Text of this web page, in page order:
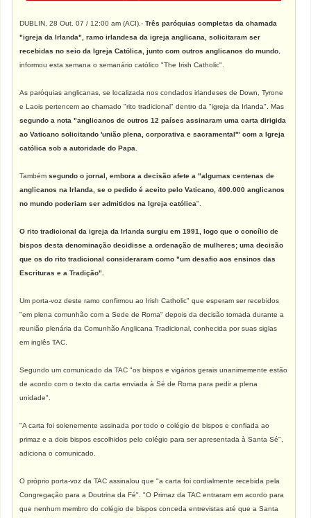
DUBLIN, 28 Out. 07 / 12:00 am (ACI).-Três paróquias completas da chamada
"igreja da Irlanda", ramo irlandesa da igreja anglicana, solicitaram ser
recebidas no seio da Igreja Católica, junto com outros anglicanos do mundo
informou esta semana o semanário católico "The Irish Catholic".
As paróquias anglicanas, se localizada nos condados irlandeses de Down, Tyrone
e Laois pertencem ao chamado "rito tradicional" dentro da "igreja da Irlanda". Mas
segundo a nota "anglicanos de outros 12 países assinaram uma carta dirigida
ao Vaticano solicitando 'união plena, corporativa e sacramental'" com a Igreja
católica sob a autoridade do Papa.
Tambémsegundo o jornal, embora a decisão afete a "algumas centenas de
anglicanos na Irlanda, se o pedido é aceito pelo Vaticano, 400.000 anglicanos
no mundo poderiam ser admitidos na Igreja católica".
O rito tradicional da igreja da Irlanda surgiu em 1991, logo que o concílio de
bispos desta denominação decidisse a ordenação de mulheres; uma decisão
que os do rito tradicional consideraram como "um desafio aos ensinos das
Escrituras e a Tradição".
Um porta-voz deste ramo confirmou ao Irish Catholic" que esperam ser recebidos
"em plena comunhão com a Sede de Roma" depois da decisão tomada durante a
reunião plenária da Comunhão Anglicana Tradicional, conhecida por suas siglas
em inglês TAC.
Segundo um comunicado da TAC "os bispos e vigários gerais unanimemente estão
de acordo com o texto da carta enviada à Sé de Roma para pedir a plena
unidade".
"A carta foi solenemente assinada por todo o colégio de bispos e confiada ao
primaz e a dois bispos escolhidos pelo colégio para ser apresentada à Santa Sé",
adiciona o comunicado.
O próprio porta-voz da TAC assinalou que "a carta foi cordialmente recebida pela
Congregação para a Doutrina da Fé". "O Primaz da TAC entraram em acordo para
que nenhum membro do colégio de bispos conceda entrevistas até que a Santa